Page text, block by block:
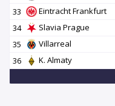
33
Eintracht Frankfurt
34
Slavia Prague
35
Villarreal
36
K. Almaty